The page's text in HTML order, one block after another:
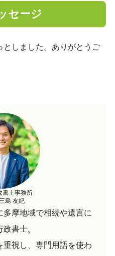
セージ
としました。ありがとうご
書士事務所
島 友紀
摩地域で相続や遺言に
書士。
視し、専門用語を使わ